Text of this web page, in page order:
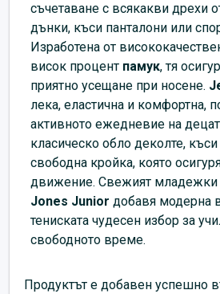
съчетаване с всякакви дрехи
дънки, къси панталони или
Изработена от
висок процент памук, тя
приятно усещане при носене.
лека, еластична и комфортна,
активното ежедневие на
класическо обло деколте,
свободна кройка, която
движение. Свежият младежки
Jones Junior добавя модерна
тениската чудесен избор за
свободното време.
Продуктът е добавен успешно